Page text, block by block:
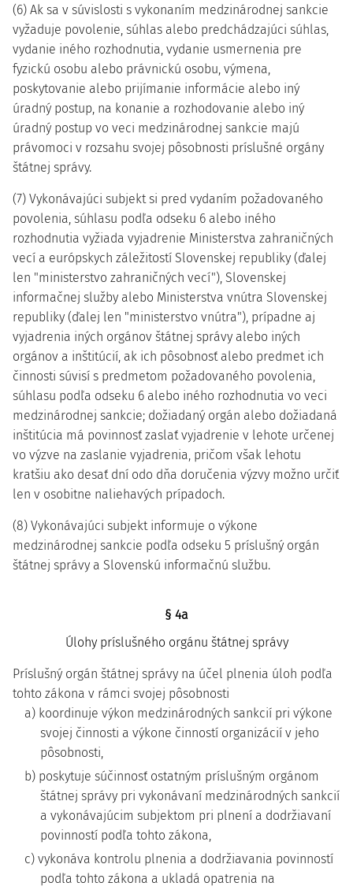
(6) Ak sa v súvislosti s vykonaním medzinárodnej sankcie
vyžaduje povolenie, súhlas alebo predchádzajúci súhlas,
vydanie iného rozhodnutia, vydanie usmernenia pre
fyzickú osobu alebo právnickú osobu, výmena,
poskytovanie alebo prijímanie informácie alebo iný
úradný postup, na konanie a rozhodovanie alebo iný
úradný postup vo veci medzinárodnej sankcie majú
právomoci v rozsahu svojej pôsobnosti príslušné orgány
štátnej správy.
(7) Vykonávajúci subjekt si pred vydaním požadovaného
povolenia, súhlasu podľa odseku 6 alebo iného
rozhodnutia vyžiada vyjadrenie Ministerstva zahraničných
vecí a európskych záležitostí Slovenskej republiky (ďalej
len "ministerstvo zahraničných vecí"), Slovenskej
informačnej služby alebo Ministerstva vnútra Slovenskej
republiky (ďalej len "ministerstvo vnútra"), prípadne aj
vyjadrenia iných orgánov štátnej správy alebo iných
orgánov a inštitúcií, ak ich pôsobnosť alebo predmet ich
činnosti súvisí s predmetom požadovaného povolenia,
súhlasu podľa odseku 6 alebo iného rozhodnutia vo veci
medzinárodnej sankcie; dožiadaný orgán alebo dožiadaná
inštitúcia má povinnosť zaslať vyjadrenie v lehote určenej
vo výzve na zaslanie vyjadrenia, pričom však lehotu
kratšiu ako desať dní odo dňa doručenia výzvy možno určiť
len v osobitne naliehavých prípadoch.
(8) Vykonávajúci subjekt informuje o výkone
medzinárodnej sankcie podľa odseku 5 príslušný orgán
štátnej správy a Slovenskú informačnú službu.
§ 4a
Úlohy príslušného orgánu štátnej správy
Príslušný orgán štátnej správy na účel plnenia úloh podľa
tohto zákona v rámci svojej pôsobnosti
a) koordinuje výkon medzinárodných sankcií pri výkone
svojej činnosti a výkone činností organizácií v jeho
pôsobnosti,
b) poskytuje súčinnosť ostatným príslušným orgánom
štátnej správy pri vykonávaní medzinárodných sankcií
a vykonávajúcim subjektom pri plnení a dodržiavaní
povinností podľa tohto zákona,
c) vykonáva kontrolu plnenia a dodržiavania povinností
podľa tohto zákona a ukladá opatrenia na